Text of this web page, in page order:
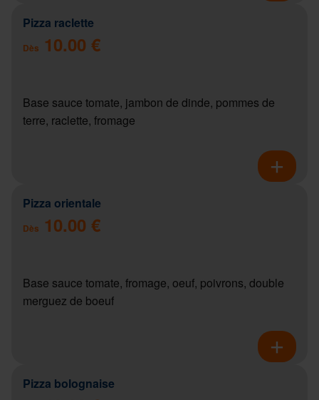
Pizza raclette
Dès 10.00 €
Base sauce tomate, jambon de dinde, pommes de
terre, raclette, fromage
Pizza orientale
Dès 10.00 €
Base sauce tomate, fromage, oeuf, poivrons, double
merguez de boeuf
Pizza bolognaise